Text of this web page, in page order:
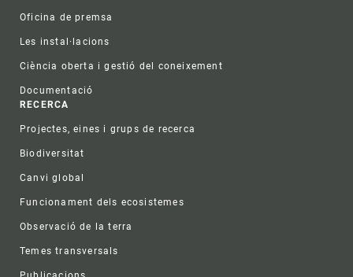
Oficina de premsa
Les instal·lacions
Ciència oberta i gestió del coneixement
Documentació
RECERCA
Projectes, eines i grups de recerca
Biodiversitat
Canvi global
Funcionament dels ecosistemes
Observació de la terra
Temes transversals